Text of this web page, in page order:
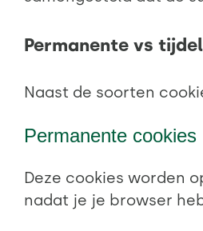
Permanente vs
Naast de soorten
Permanente cookies
Deze cookies worden
nadat je je browser